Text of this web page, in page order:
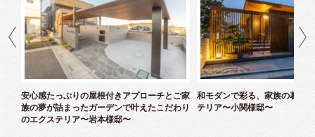
安心感たっぷりの屋根付きアプローチとご家
族の夢が詰まったガーデンで叶えたこだわり
のエクステリア〜岩本様邸〜
和モダンで彩る、家族の暮ら
テリア〜小関様邸〜